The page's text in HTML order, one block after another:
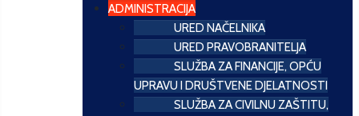
ADMINISTRACIJA
URED NAČELNIKA
URED PRAVOBRANITELJA
SLUŽBA ZA FINANCIJE, OPĆU
UPRAVU I DRUŠTVENE DJELATNOSTI
SLUŽBA ZA CIVILNU ZAŠTITU,